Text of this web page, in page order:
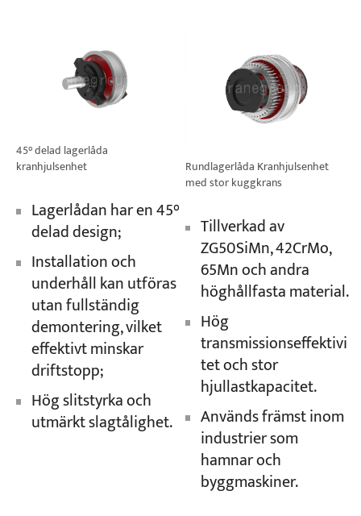
45° delad lagerlåda
kranhjulsenhet
Lagerlådan har en 45°
delad design;
Installation och
underhåll kan utföras
utan fullständig
demontering, vilket
effektivt minskar
driftstopp;
Hög slitstyrka och
utmärkt slagtålighet.
Rundlagerlåda Kranhjulsenhet
med stor kuggkrans
Tillverkad av
ZG50SiMn, 42CrMo,
65Mn och andra
höghållfasta material.
Hög
transmissionseffektivi
tet och stor
hjullastkapacitet.
Används främst inom
industrier som
hamnar och
byggmaskiner.